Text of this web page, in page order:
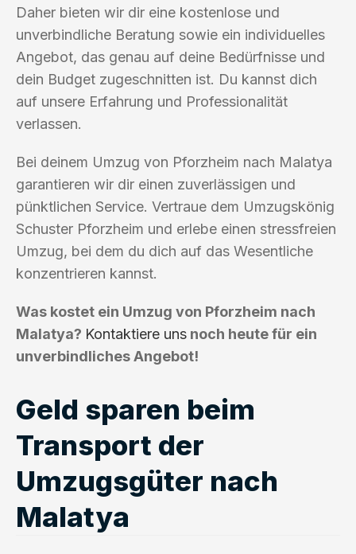
Daher bieten wir dir eine kostenlose und
unverbindliche Beratung sowie ein individuelles
Angebot, das genau auf deine Bedürfnisse und
dein Budget zugeschnitten ist. Du kannst dich
auf unsere Erfahrung und Professionalität
verlassen.
Bei deinem Umzug von Pforzheim nach Malatya
garantieren wir dir einen zuverlässigen und
pünktlichen Service. Vertraue dem Umzugskönig
Schuster Pforzheim und erlebe einen stressfreien
Umzug, bei dem du dich auf das Wesentliche
konzentrieren kannst.
Was kostet ein Umzug von Pforzheim nach
Malatya? Kontaktiere uns noch heute für ein
unverbindliches Angebot!
Geld sparen beim
Transport der
Umzugsgüter nach
Malatya